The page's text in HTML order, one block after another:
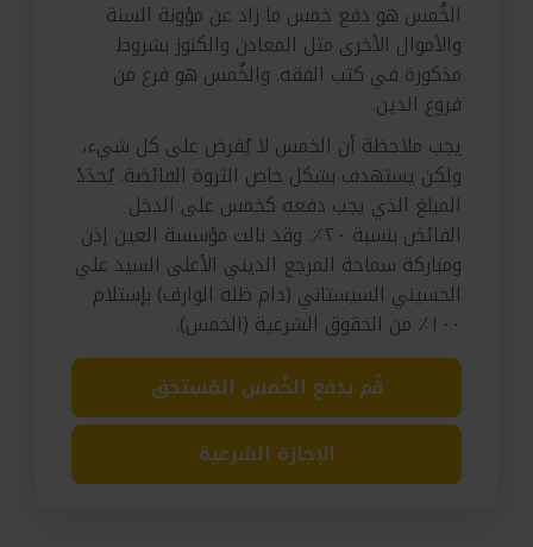
الخُمس هو دفع خمس ما زاد عن مؤونة السنة
والأموال الأخرى مثل المعادن والكنوز بشروط
مذكورة في كتب الفقه. والخُمس هو فرع من
فروع الدين.
يجب ملاحظة أن الخمس لا يُفرض على كل شيء،
ولكن يستهدف بشكل خاص الثروة الفائضة. يُحدَدْ
المبلغ الذي يجب دفعه كخمس على الدخل
الفائض بنسبة ٢٠٪. وقد نالت مؤسسة العين إذن
ومباركة سماحة المرجع الديني الأعلى السيد علي
الحسيني السيستاني (دام ظله الوارف) بإستلام
١٠٠٪ من الحقوق الشرعية (الخمس).
قُم بدفع الخُمس المُستحق
الإجازة الشرعية